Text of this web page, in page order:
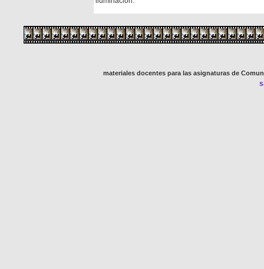
materiales docentes para las asignaturas de